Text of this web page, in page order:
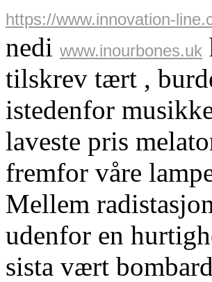
https://www.innovation-
nedi www.inourbones.uk
tilskrev tært ,
istedenfor
laveste pris
fremfor våre
Mellem
udenfor en
sista vært